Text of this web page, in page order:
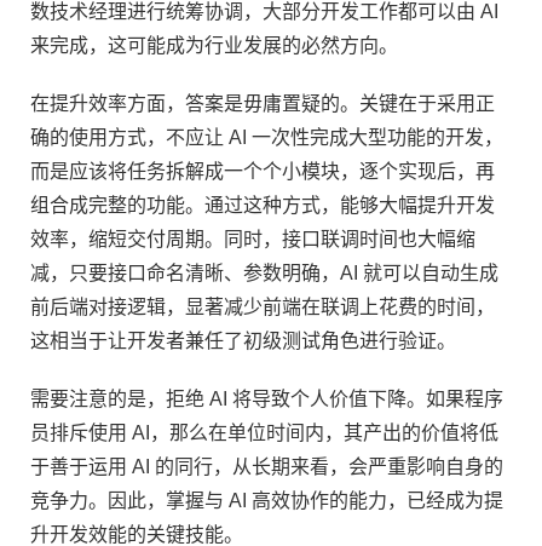
数技术经理进行统筹协调，大部分开发工作都可以由 AI
来完成，这可能成为行业发展的必然方向。
在提升效率方面，答案是毋庸置疑的。关键在于采用正
确的使用方式，不应让 AI 一次性完成大型功能的开发，
而是应该将任务拆解成一个个小模块，逐个实现后，再
组合成完整的功能。通过这种方式，能够大幅提升开发
效率，缩短交付周期。同时，接口联调时间也大幅缩
减，只要接口命名清晰、参数明确，AI 就可以自动生成
前后端对接逻辑，显著减少前端在联调上花费的时间，
这相当于让开发者兼任了初级测试角色进行验证。
需要注意的是，拒绝 AI 将导致个人价值下降。如果程序
员排斥使用 AI，那么在单位时间内，其产出的价值将低
于善于运用 AI 的同行，从长期来看，会严重影响自身的
竞争力。因此，掌握与 AI 高效协作的能力，已经成为提
升开发效能的关键技能。